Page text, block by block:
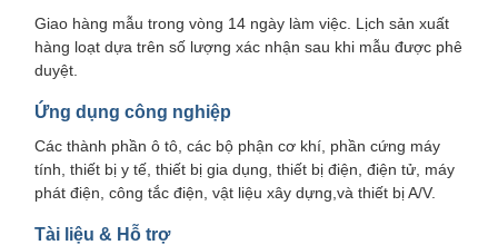
Giao hàng mẫu trong vòng 14 ngày làm việc. Lịch sản xuất
hàng loạt dựa trên số lượng xác nhận sau khi mẫu được phê
duyệt.
Ứng dụng công nghiệp
Các thành phần ô tô, các bộ phận cơ khí, phần cứng máy
tính, thiết bị y tế, thiết bị gia dụng, thiết bị điện, điện tử, máy
phát điện, công tắc điện, vật liệu xây dựng,và thiết bị A/V.
Tài liệu & Hỗ trợ